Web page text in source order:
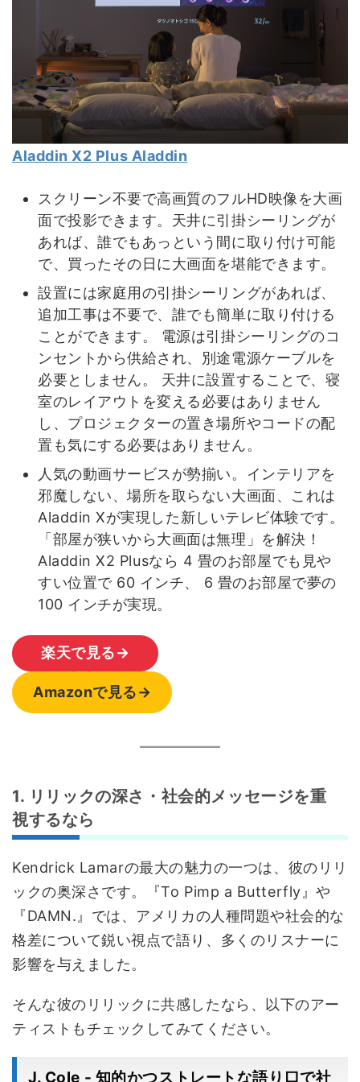
Aladdin X2 Plus Aladdin
スクリーン不要で高画質のフルHD映像を大画
面で投影できます。天井に引掛シーリングが
あれば、誰でもあっという間に取り付け可能
で、買ったその日に大画面を堪能できます。
設置には家庭用の引掛シーリングがあれば、
追加工事は不要で、誰でも簡単に取り付ける
ことができます。 電源は引掛シーリングのコ
ンセントから供給され、別途電源ケーブルを
必要としません。 天井に設置することで、寝
室のレイアウトを変える必要はありません
し、プロジェクターの置き場所やコードの配
置も気にする必要はありません。
人気の動画サービスが勢揃い。インテリアを
邪魔しない、場所を取らない大画面、これは
Aladdin Xが実現した新しいテレビ体験です。
「部屋が狭いから大画面は無理」を解決！
Aladdin X2 Plusなら 4 畳のお部屋でも見や
すい位置で 60 インチ、 6 畳のお部屋で夢の
100 インチが実現。
楽天で見る→
Amazonで見る→
1. リリックの深さ・社会的メッセージを重
視するなら
Kendrick Lamarの最大の魅力の一つは、彼のリリ
ックの奥深さです。『To Pimp a Butterfly』や
『DAMN.』では、アメリカの人種問題や社会的な
格差について鋭い視点で語り、多くのリスナーに
影響を与えました。
そんな彼のリリックに共感したなら、以下のアー
ティストもチェックしてみてください。
J. Cole - 知的かつストレートな語り口で社